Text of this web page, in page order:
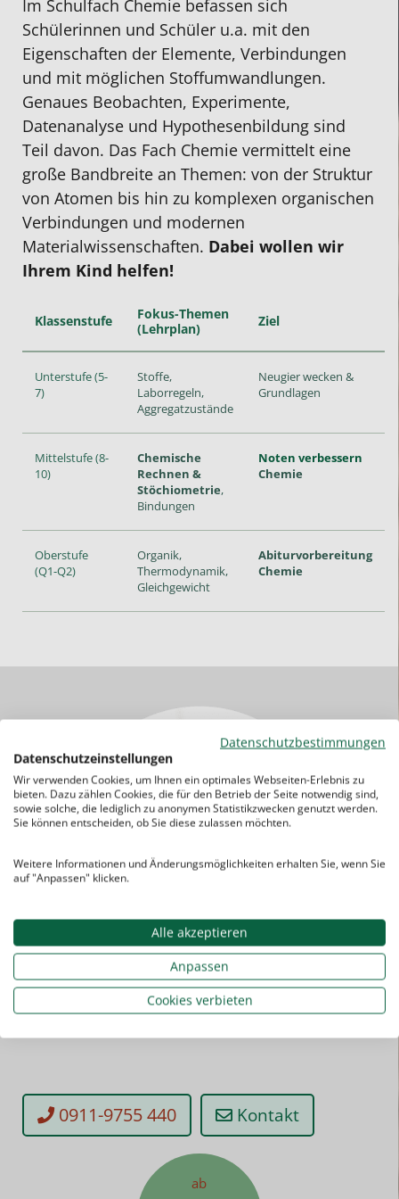
Im Schulfach Chemie befassen sich
Schülerinnen und Schüler u.a. mit den
Eigenschaften der Elemente, Verbindungen
und mit möglichen Stoffumwandlungen.
Genaues Beobachten, Experimente,
Datenanalyse und Hypothesenbildung sind
Teil davon. Das Fach Chemie vermittelt eine
große Bandbreite an Themen: von der Struktur
von Atomen bis hin zu komplexen organischen
Verbindungen und modernen
Materialwissenschaften. Dabei wollen wir
Ihrem Kind helfen!
Klassenstufe
Fokus-Themen
(Lehrplan)
Ziel
Unterstufe (5-
7)
Stoffe,
Laborregeln,
Aggregatzustände
Neugier wecken &
Grundlagen
Mittelstufe (8-
10)
Chemische
Rechnen &
Stöchiometrie,
Bindungen
Noten verbessern
Chemie
Oberstufe
(Q1-Q2)
Organik,
Thermodynamik,
Gleichgewicht
Abiturvorbereitung
Chemie
Sie haben noch Fragen? Kein Problem!
0911-9755 440 Kontakt
ab
Datenschutzbestimmungen
Datenschutzeinstellungen
Wir verwenden Cookies, um Ihnen ein optimales Webseiten-Erlebnis zu
bieten. Dazu zählen Cookies, die für den Betrieb der Seite notwendig sind,
sowie solche, die lediglich zu anonymen Statistikzwecken genutzt werden.
Sie können entscheiden, ob Sie diese zulassen möchten.
Weitere Informationen und Änderungsmöglichkeiten erhalten Sie, wenn Sie
auf "Anpassen" klicken.
Alle akzeptieren
Anpassen
Cookies verbieten